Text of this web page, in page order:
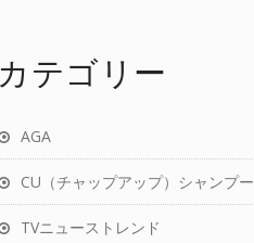
カテゴリー
AGA
CU（チャップアップ）シャンプー
TVニューストレンド